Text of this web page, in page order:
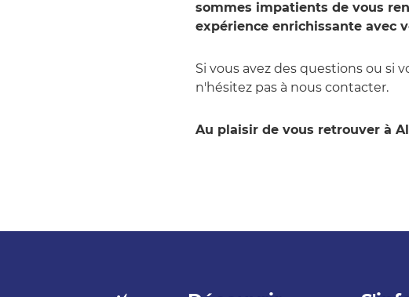
sommes impatients de vous
expérience enrichissante avec
Si vous avez des questions ou si
n'hésitez pas à nous contacter.
Au plaisir de vous retrouver à